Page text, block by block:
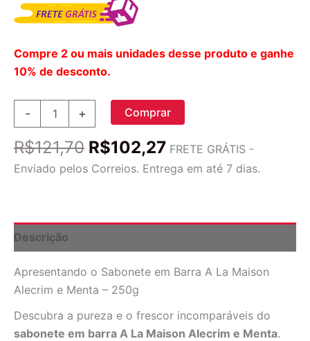
Compre 2 ou mais unidades desse produto e ganhe
10% de desconto.
-
A
Maison
-
Refrescante
e
Profunda
quantidade
+ Comprar
R$121,70 O
preço
R$121,70.
R$102,27O
preço
R$102,27.
FRETE GRÁTIS -
Enviado pelos Correios. Entrega em até 7 dias.
Descrição
Apresentando o Sabonete em Barra A La Maison
Alecrim e Menta – 250g
Descubra a pureza e o frescor incomparáveis do
sabonete em barra A La Maison Alecrim e Menta.